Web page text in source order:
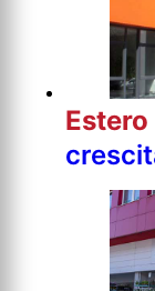
Estero